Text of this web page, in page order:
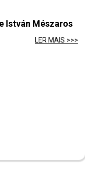
István Mészaros
LER MAIS >>>